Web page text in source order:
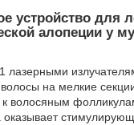
устройство для
алопеции у
лазерными
на мелкие
к волосяным
оказывает